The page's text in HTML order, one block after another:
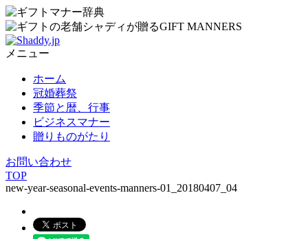
メニュー
ホーム
冠婚葬祭
季節と暦、行事
ビジネスマナー
贈りものがたり
お問い合わせ
TOP
new-year-seasonal-events-manners-01_20180407_04